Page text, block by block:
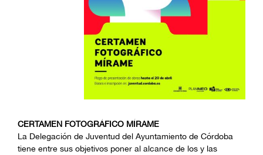
CERTAMEN FOTOGRÁFICO MÍRAME
La Delegación de Juventud del Ayuntamiento de Córdoba
tiene entre sus objetivos poner al alcance de los y las